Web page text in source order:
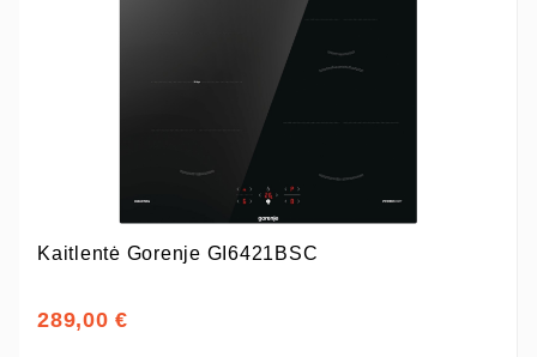
Kaitlentė Gorenje GI6421BSC
289,00 €